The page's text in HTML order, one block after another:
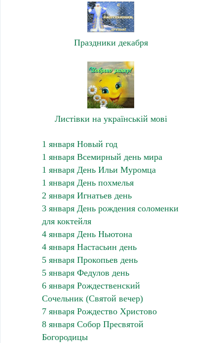
Праздники декабря
Листівки на українській мові
1 января Новый год
1 января Всемирный день мира
1 января День Ильи Муромца
1 января День похмелья
2 января Игнатьев день
3 января День рождения соломенки
для коктейля
4 января День Ньютона
4 января Настасьин день
5 января Прокопьев день
5 января Федулов день
6 января Рождественский
Сочельник (Святой вечер)
7 января Рождество Христово
8 января Собор Пресвятой
Богородицы